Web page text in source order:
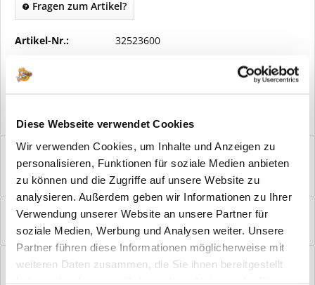
Diese Webseite verwendet Cookies
Wir verwenden Cookies, um Inhalte und Anzeigen zu
personalisieren, Funktionen für soziale Medien anbieten
zu können und die Zugriffe auf unsere Website zu
analysieren. Außerdem geben wir Informationen zu Ihrer
Verwendung unserer Website an unsere Partner für
soziale Medien, Werbung und Analysen weiter. Unsere
Partner führen diese Informationen möglicherweise mit
weiteren Daten zusammen, die Sie ihnen bereitgestellt
Fragen zum Artikel?
Artikel-Nr.: 32523600
Vorteile
Beschreibung
Buntbart Türgriff Mount Everest schwarz satiniert Edles
Design: Auch mit einem alltäglichen...mehr
Bewertungen
0
Bewertungen lesen, schreiben und diskutieren...mehr
Hilfevideo